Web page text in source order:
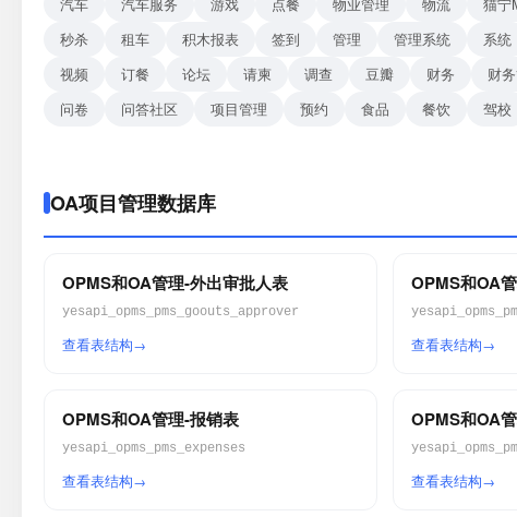
秒杀
租车 积木报表 签到 管理 管理系统 系统
视频
订餐 论坛 请柬 调查 豆瓣 财务 财
问卷
问答社区 项目管理 预约 食品 餐饮 驾校
OA项目管理数据库
OPMS和OA管理-外出审批人表
yesapi_opms_pms_goouts_approver
查看表结构
OPMS和OA
查看表结构
OPMS和OA管理-报销表
yesapi_opms_pms_expenses
查看表结构
OPMS和OA
查看表结构